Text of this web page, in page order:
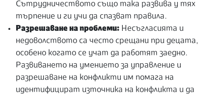
Сътрудничеството също така развива у тях
търпение и ги учи да спазват правила.
Разрешаване на проблеми: Несъгласията и
недоволството са често срещани при децата,
особено когато се учат да работят заедно.
Развиването на умението за управление и
разрешаване на конфликти им помага на
идентифицират източника на конфликта и да